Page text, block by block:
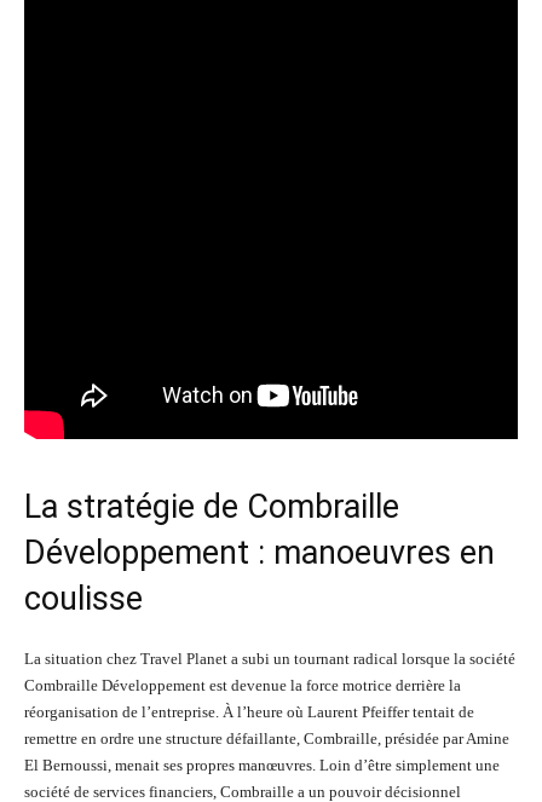
La stratégie de Combraille
Développement : manoeuvres en
coulisse
La situation chez Travel Planet a subi un tournant radical lorsque la société
Combraille Développement est devenue la force motrice derrière la
réorganisation de l’entreprise. À l’heure où Laurent Pfeiffer tentait de
remettre en ordre une structure défaillante, Combraille, présidée par Amine
El Bernoussi, menait ses propres manœuvres. Loin d’être simplement une
société de services financiers, Combraille a un pouvoir décisionnel